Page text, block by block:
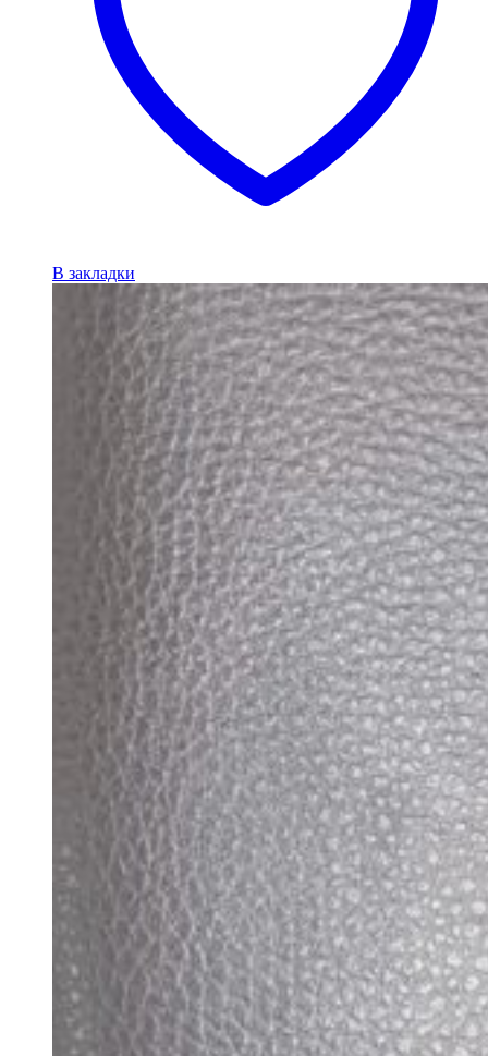
В закладки